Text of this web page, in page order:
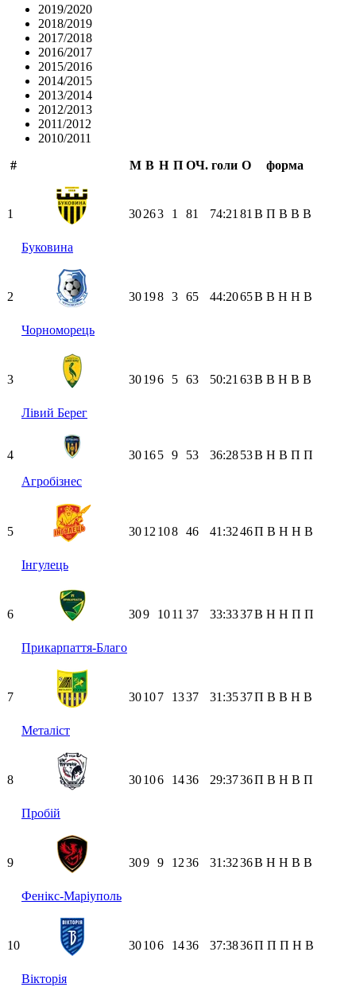
2019/2020
2018/2019
2017/2018
2016/2017
2015/2016
2014/2015
2013/2014
2012/2013
2011/2012
2010/2011
#
М В Н П ОЧ. голи О форма
1
Буковина
30263 1 81 74:21 81 В П В В В
2
Чорноморець
30198 3 65 44:2065В В Н Н В
3
Лівий Берег
30196 5 63 50:21 63В В Н В В
4
Агробізнес
30165 9 53 36:2853В Н В П П
5
Інгулець
3012 108 46 41:3246П В Н Н В
6
Прикарпаття-Благо
309 1011 37 33:3337В Н Н П П
7
Металіст
30107 1337 31:3537П В В Н В
8
Пробій
30106 1436 29:3736П В Н В П
9
Фенікс-Маріуполь
309 9 1236 31:3236В Н Н В В
10
Вікторія
30106 1436 37:3836П П П Н В